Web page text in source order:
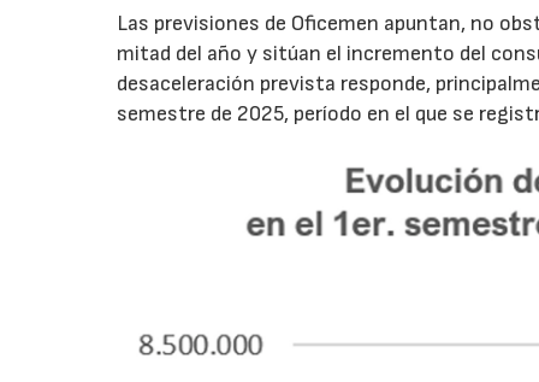
Las previsiones de Oficemen apuntan, no
mitad del año y sitúan el incremento del
desaceleración prevista responde,
semestre de 2025, período en el que se